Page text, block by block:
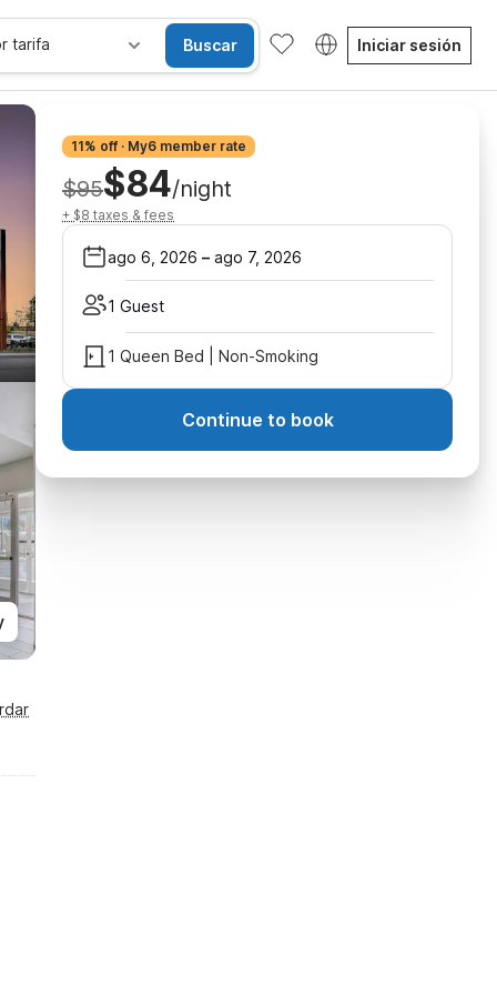
tarifa Buscar Iniciar sesión
11% off · My6 member rate
$95$84/night
+ $8 taxes & fees
ago 6, 2026 – ago 7, 2026
1 Guest
1 Queen Bed | Non-Smoking
Continue to book